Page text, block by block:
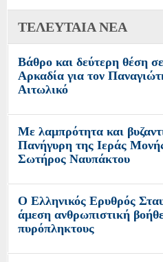
ΤΕΛΕΥΤΑΙΑ ΝΕΑ
Βάθρο και δεύτερη θέση
Αρκαδία για τον
Αιτωλικό
Με λαμπρότητα και
Πανήγυρη της Ιεράς
Σωτήρος Ναυπάκτου
Ο Ελληνικός Ερυθρός
άμεση ανθρωπιστική
πυρόπληκτους